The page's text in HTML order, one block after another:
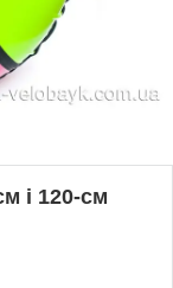
і 120-см